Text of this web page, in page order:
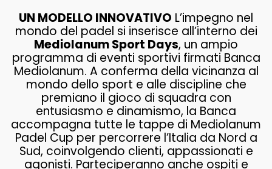
UN MODELLO INNOVATIVO L’impegno nel
mondo del padel si inserisce all’interno dei
Mediolanum Sport Days, un ampio
programma di eventi sportivi firmati Banca
Mediolanum. A conferma della vicinanza al
mondo dello sport e alle discipline che
premiano il gioco di squadra con
entusiasmo e dinamismo, la Banca
accompagna tutte le tappe di Mediolanum
Padel Cup per percorrere l’Italia da Nord a
Sud, coinvolgendo clienti, appassionati e
agonisti. Parteciperanno anche ospiti e